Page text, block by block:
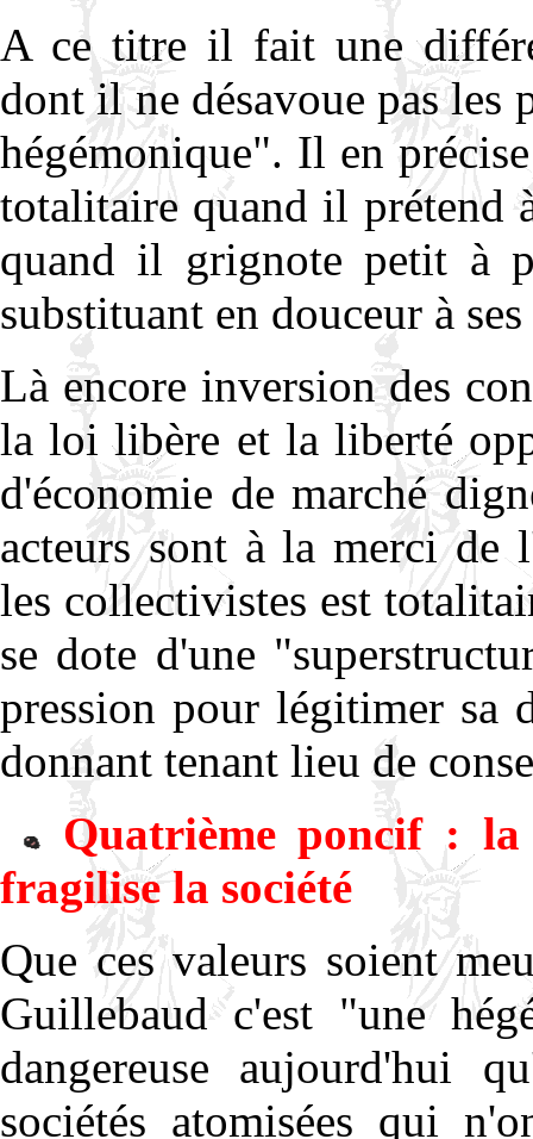
A ce titre il fait une
dont il ne désavoue pas les
hégémonique". Il en
totalitaire quand il prétend
quand il grignote petit à
substituant en douceur à
Là encore inversion des
la loi libère et la liberté
d'économie de marché
acteurs sont à la merci de
les collectivistes est
se dote d'une
pression pour légitimer sa
donnant tenant lieu de
Quatrième poncif : la
fragilise la société
Que ces valeurs soient
Guillebaud c'est "une
dangereuse aujourd'hui
sociétés atomisées qui